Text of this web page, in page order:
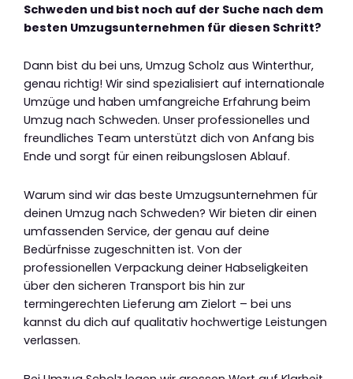
Schweden und bist noch auf der Suche nach dem
besten Umzugsunternehmen für diesen Schritt?
Dann bist du bei uns, Umzug Scholz aus Winterthur,
genau richtig! Wir sind spezialisiert auf internationale
Umzüge und haben umfangreiche Erfahrung beim
Umzug nach Schweden. Unser professionelles und
freundliches Team unterstützt dich von Anfang bis
Ende und sorgt für einen reibungslosen Ablauf.
Warum sind wir das beste Umzugsunternehmen für
deinen Umzug nach Schweden? Wir bieten dir einen
umfassenden Service, der genau auf deine
Bedürfnisse zugeschnitten ist. Von der
professionellen Verpackung deiner Habseligkeiten
über den sicheren Transport bis hin zur
termingerechten Lieferung am Zielort – bei uns
kannst du dich auf qualitativ hochwertige Leistungen
verlassen.